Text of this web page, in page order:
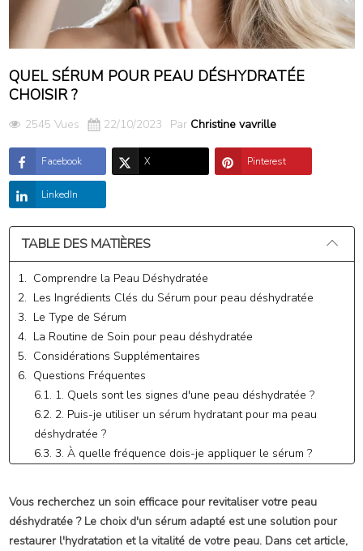
QUEL SÉRUM POUR PEAU DÉSHYDRATÉE
CHOISIR ?
2545 Vues 22/10/2023 Par Christine vavrille
Facebook X Pinterest
LinkedIn
TABLE DES MATIÈRES
1. Comprendre la Peau Déshydratée
2. Les Ingrédients Clés du Sérum pour peau déshydratée
3. Le Type de Sérum
4. La Routine de Soin pour peau déshydratée
5. Considérations Supplémentaires
6. Questions Fréquentes
6.1. 1. Quels sont les signes d'une peau déshydratée ?
6.2. 2. Puis-je utiliser un sérum hydratant pour ma peau
déshydratée ?
6.3. 3. À quelle fréquence dois-je appliquer le sérum ?
6.6. Quel sérum pour peaux matures ?
Vous recherchez un soin efficace pour revitaliser votre peau
déshydratée ? Le choix d'un sérum adapté est une solution pour
restaurer l'hydratation et la vitalité de votre peau. Dans cet article,